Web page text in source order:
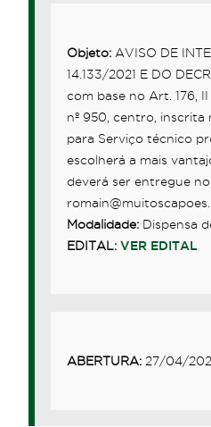
Objeto:AVISO DE
14.133/2021 E DO
com base no Art. 176,
nº 950, centro, inscrita
para Serviço técnico
escolherá a mais
deverá ser entregue
Modalidade:Dispensa
EDITAL: VER EDITAL
ABERTURA:27/04/